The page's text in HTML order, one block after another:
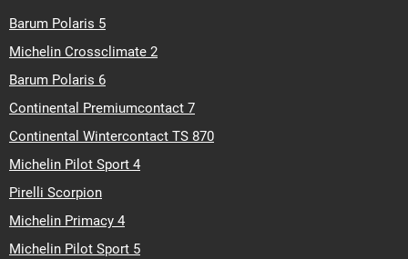
Barum Polaris 5
Michelin Crossclimate 2
Barum Polaris 6
Continental Premiumcontact 7
Continental Wintercontact TS 870
Michelin Pilot Sport 4
Pirelli Scorpion
Michelin Primacy 4
Michelin Pilot Sport 5